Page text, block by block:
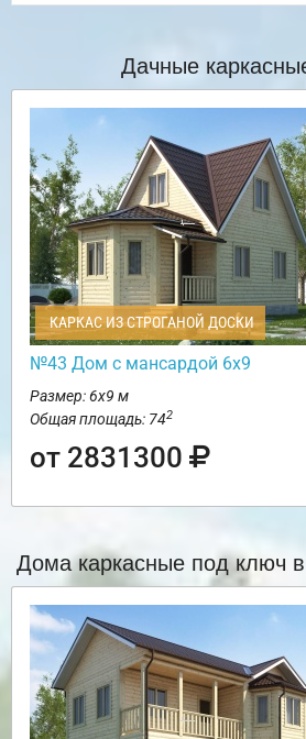
Дачные
КАРКАС ИЗ СТРОГАНОЙ ДОСКИ
№43 Дом с мансардой 6х9
Размер: 6х9 м
Общая площадь: 742
от 2831300
Дома каркасные под ключ